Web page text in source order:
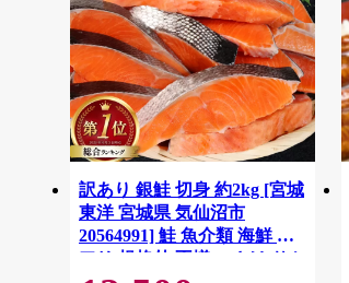
訳あり 銀鮭 切身 約2kg [宮城
東洋 宮城県 気仙沼市
20564991] 鮭 魚介類 海鮮 訳
アリ 規格外 不揃い さけ サケ